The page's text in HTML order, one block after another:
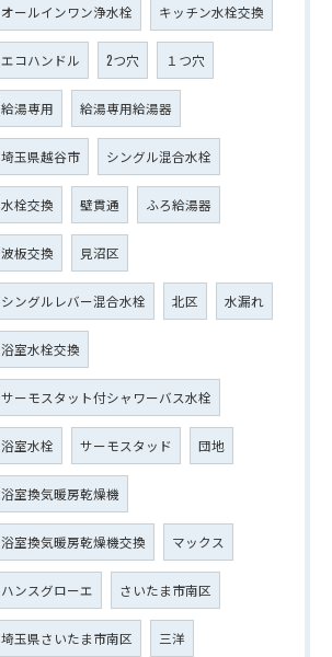
オールインワン浄水栓 キッチン水栓交換
エコハンドル 2つ穴 １つ穴
給湯専用 給湯専用給湯器
埼玉県越谷市 シングル混合水栓
水栓交換 壁貫通 ふろ給湯器
波板交換 見沼区
シングルレバー混合水栓 北区 水漏れ
浴室水栓交換
サーモスタット付シャワーバス水栓
浴室水栓 サーモスタッド 団地
浴室換気暖房乾燥機
浴室換気暖房乾燥機交換 マックス
ハンスグローエ さいたま市南区
埼玉県さいたま市南区 三洋